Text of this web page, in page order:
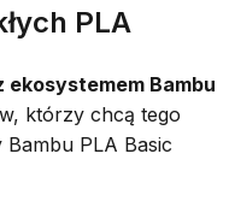
PLA
ekosystemem Bambu
którzy chcą tego
PLA Basic